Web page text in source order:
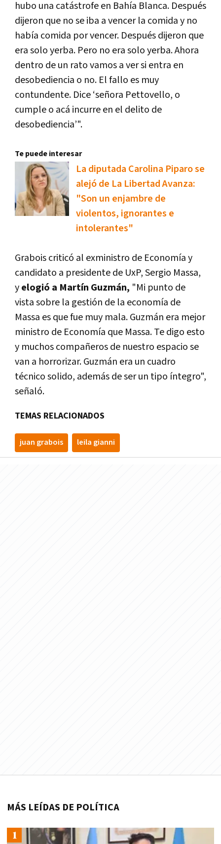
hubo una catástrofe en Bahía Blanca. Después
dijeron que no se iba a vencer la comida y no
había comida por vencer. Después dijeron que
era solo yerba. Pero no era solo yerba. Ahora
dentro de un rato vamos a ver si entra en
desobediencia o no. El fallo es muy
contundente. Dice ‘señora Pettovello, o
cumple o acá incurre en el delito de
desobediencia’".
Te puede interesar
La diputada Carolina Piparo se
alejó de La Libertad Avanza:
"Son un enjambre de
violentos, ignorantes e
intolerantes"
Grabois criticó al exministro de Economía y
candidato a presidente de UxP, Sergio Massa,
yelogió a Martín Guzmán, "Mi punto de
vista sobre la gestión de la economía de
Massa es que fue muy mala. Guzmán era mejor
ministro de Economía que Massa. Te digo esto
y muchos compañeros de nuestro espacio se
van a horrorizar. Guzmán era un cuadro
técnico solido, además de ser un tipo íntegro",
señaló.
TEMAS RELACIONADOS
juan grabois leila gianni
MÁS LEÍDAS DE POLÍTICA